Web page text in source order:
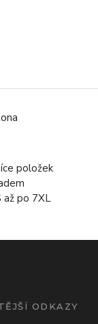
položek
až po 7XL
ODKAZY